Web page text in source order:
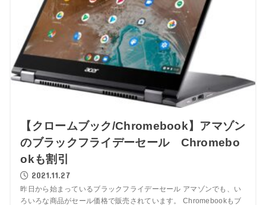
【クロームブック/Chromebook】アマゾン
のブラックフライデーセール Chromebo
okも割引
2021.11.27
昨日から始まっているブラックフライデーセール アマゾンでも、い
ろいろな商品がセール価格で販売されています。 Chromebookもブ